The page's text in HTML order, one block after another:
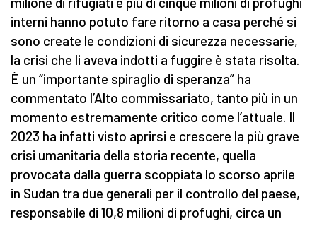
interni hanno potuto fare ritorno a casa perché si
sono create le condizioni di sicurezza necessarie,
la crisi che li aveva indotti a fuggire è stata risolta.
È un “importante spiraglio di speranza” ha
commentato l’Alto commissariato, tanto più in un
momento estremamente critico come l’attuale. Il
2023 ha infatti visto aprirsi e crescere la più grave
crisi umanitaria della storia recente, quella
provocata dalla guerra scoppiata lo scorso aprile
in Sudan tra due generali per il controllo del paese,
responsabile di 10,8 milioni di profughi, circa un